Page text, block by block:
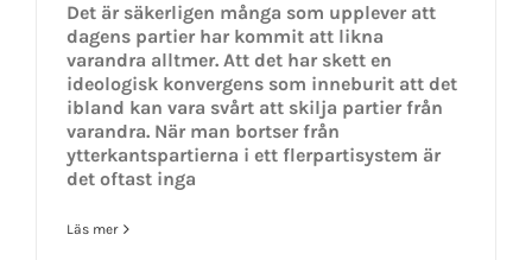
Det är säkerligen många som upplever att
dagens partier har kommit att likna
varandra alltmer. Att det har skett en
ideologisk konvergens som inneburit att det
ibland kan vara svårt att skilja partier från
varandra. När man bortser från
ytterkantspartierna i ett flerpartisystem är
det oftast inga
Läs mer